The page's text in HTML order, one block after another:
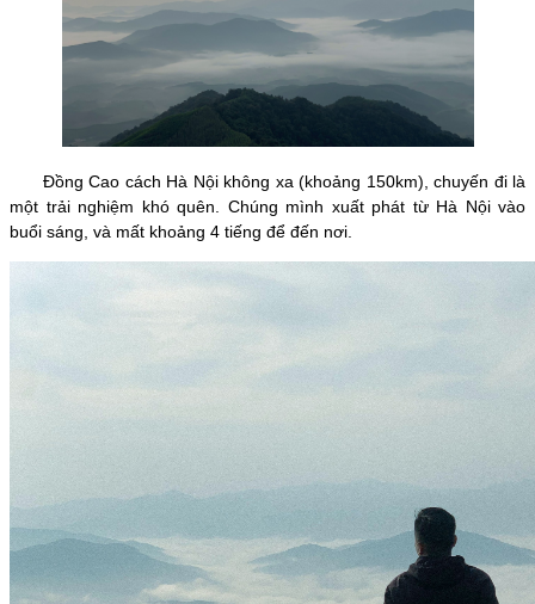
Đồng Cao cách Hà Nội không xa (khoảng 150km), chuyến đi là
một trải nghiệm khó quên. Chúng mình xuất phát từ Hà Nội vào
buổi sáng, và mất khoảng 4 tiếng để đến nơi.